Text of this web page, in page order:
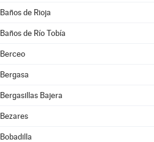
Baños de Rioja
Baños de Río Tobía
Berceo
Bergasa
Bergasillas Bajera
Bezares
Bobadilla